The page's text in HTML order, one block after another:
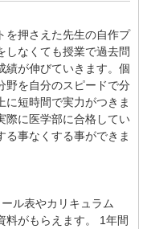
を押さえた先生の自作プ
しなくても授業で過去問
績が伸びていきます。個
野を自分のスピードで分
に短時間で実力がつきま
際に医学部に合格してい
る事なくする事ができま
ル表やカリキュラム
料がもらえます。 1年間